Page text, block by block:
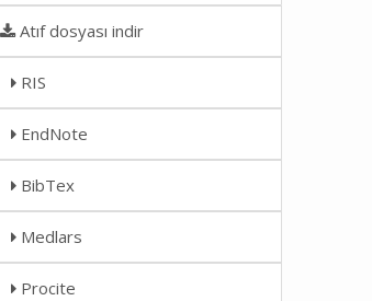
Atıf dosyası indir
RIS
EndNote
BibTex
Medlars
Procite